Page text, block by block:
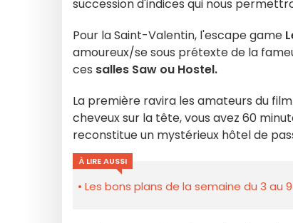
succession d'indices qui nous
Pour la Saint-Valentin, l'escape game
amoureux/se sous prétexte de la
ces salles Saw ou Hostel.
La première ravira les amateurs du
cheveux sur la tête, vous avez 60
reconstitue un mystérieux hôtel de
À LIRE AUSSI
Les bons plans de la semaine du 3 au